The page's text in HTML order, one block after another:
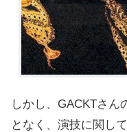
しかし、GACKTさん
となく、演技に関し